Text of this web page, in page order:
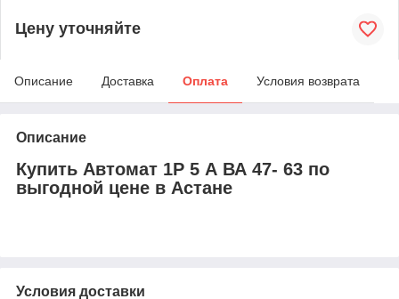
Цену уточняйте
Описание Доставка Оплата Условия возврата
Описание
Купить Автомат 1Р 5 А ВА 47- 63 по
выгодной цене в Астане
Условия доставки